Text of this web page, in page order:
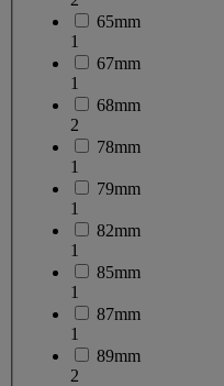
65mm
1
67mm
1
68mm
2
78mm
1
79mm
1
82mm
1
85mm
1
87mm
1
89mm
2